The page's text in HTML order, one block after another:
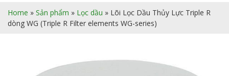
Home » Sản phẩm » Lọc dầu » Lõi Lọc Dầu Thủy Lực Triple R
dòng WG (Triple R Filter elements WG-series)